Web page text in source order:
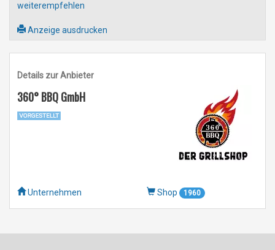
weiterempfehlen
Anzeige ausdrucken
Details zur Anbieter
360° BBQ GmbH
Unternehmen Shop 1960